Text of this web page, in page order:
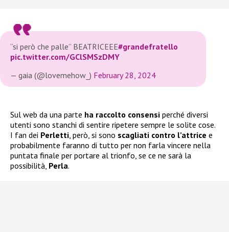
“si però che palle” BEATRICEEE#grandefratello
pic.twitter.com/GClSMSzDMY
— gaia (@lovemehow_) February 28, 2024
Sul web da una parte ha raccolto consensi perché diversi
utenti sono stanchi di sentire ripetere sempre le solite cose.
I fan dei Perletti, però, si sono scagliati contro l’attrice e
probabilmente faranno di tutto per non farla vincere nella
puntata finale per portare al trionfo, se ce ne sarà la
possibilità, Perla.